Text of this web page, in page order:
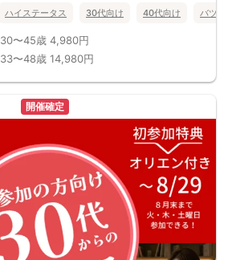
ハイステータス 30代向け 40代向け バツ
30〜45歳 4,980円
33〜48歳 14,980円
開催確定